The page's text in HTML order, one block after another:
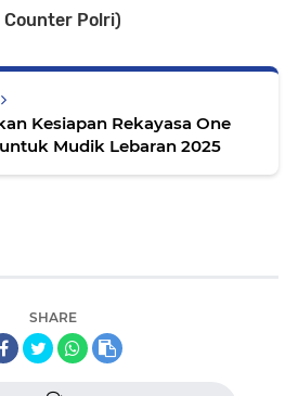
Counter Polri)
Kesiapan Rekayasa One
Mudik Lebaran 2025
SHARE